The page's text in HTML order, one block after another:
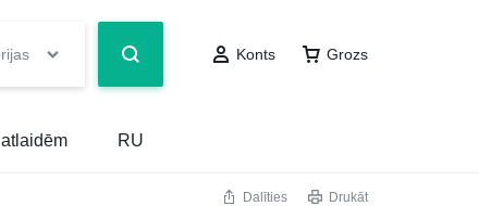
Konts Grozs
RU
Dalīties Drukāt